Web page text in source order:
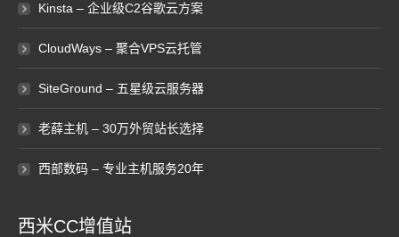
Kinsta – 企业级C2谷歌云方案
CloudWays – 聚合VPS云托管
SiteGround – 五星级云服务器
老薛主机 – 30万外贸站长选择
西部数码 – 专业主机服务20年
西米CC增值站